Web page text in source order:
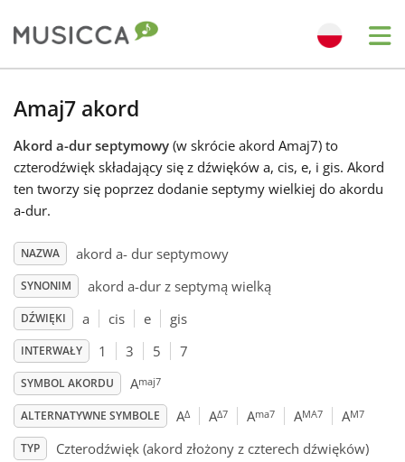
Български
Deutsch
English
Español
Amaj7 akord
Akord a-dur septymowy (w skrócie akord Amaj7) to
czterodźwięk składający się z dźwięków a, cis, e, i gis. Akord
ten tworzy się poprzez dodanie septymy wielkiej do akordu
a-dur.
NAZWA akord a- dur septymowy
SYNONIM akord a-dur z septymą wielką
DŹWIĘKI a cis e gis
INTERWAŁY 1 3 5 7
SYMBOL AKORDU Amaj7
ALTERNATYWNE SYMBOLE AΔ AΔ7 Ama7 AMA7 AM7
TYP Czterodźwięk (akord złożony z czterech dźwięków)